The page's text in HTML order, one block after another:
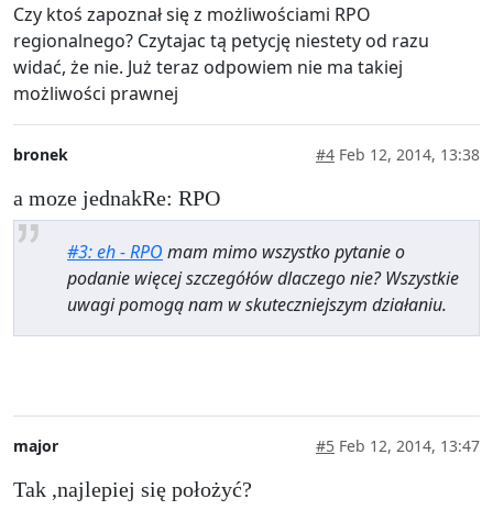
Czy ktoś zapoznał się z możliwościami RPO
regionalnego? Czytajac tą petycję niestety od razu
widać, że nie. Już teraz odpowiem nie ma takiej
możliwości prawnej
bronek #4 Feb 12, 2014, 13:38
a moze jednakRe: RPO
#3: eh - RPO mam mimo wszystko pytanie o
podanie więcej szczegółów dlaczego nie? Wszystkie
uwagi pomogą nam w skuteczniejszym działaniu.
major #5 Feb 12, 2014, 13:47
Tak ,najlepiej się położyć?